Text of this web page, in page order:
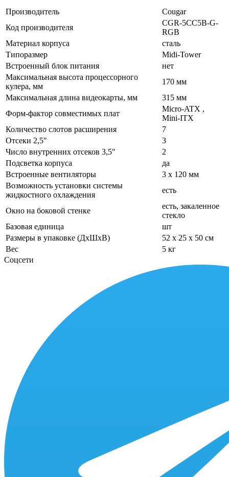
Производитель
Cougar
Код производителя
CGR-5CC5B-G-
RGB
Материал корпуса
сталь
Типоразмер
Midi-Tower
Встроенный блок питания
нет
Максимальная высота процессорного
кулера, мм
170 мм
Максимальная длина видеокарты, мм
315 мм
Форм-фактор совместимых плат
Micro-ATX ,
Mini-ITX
Количество слотов расширения
7
Отсеки 2,5"
3
Число внутренних отсеков 3,5"
2
Подсветка корпуса
да
Встроенные вентиляторы
3 x 120 мм
Возможность установки системы
жидкостного охлаждения
есть
Окно на боковой стенке
есть, закаленное
стекло
Базовая единица
шт
Размеры в упаковке (ДхШхВ)
52 x 25 x 50 см
Вес
5 кг
Соцсети